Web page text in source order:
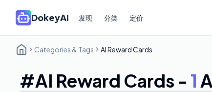
DokeyAI 发现 分类 定价
Categories & Tags AI Reward Cards
#AI Reward Cards - 1